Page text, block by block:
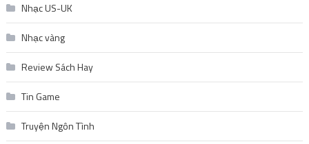
Nhạc US-UK
Nhạc vàng
Review Sách Hay
Tin Game
Truyện Ngôn Tình